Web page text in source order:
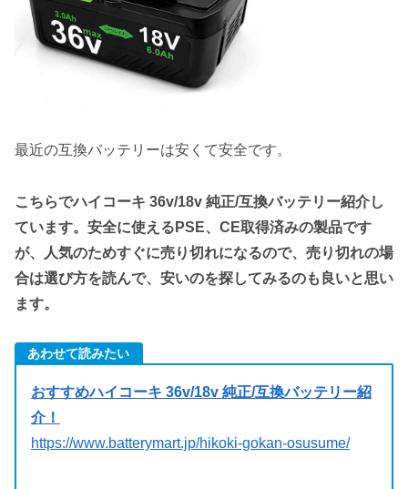
最近の互換バッテリーは安くて安全です。
こちらでハイコーキ 36v/18v 純正/互換バッテリー紹介し
ています。安全に使えるPSE、CE取得済みの製品です
が、人気のためすぐに売り切れになるので、売り切れの場
合は選び方を読んで、安いのを探してみるのも良いと思い
ます。
あわせて読みたい
おすすめハイコーキ 36v/18v 純正/互換バッテリー紹
介！
https://www.batterymart.jp/hikoki-gokan-osusume/